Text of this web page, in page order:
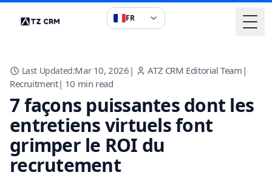
FR
Last Updated:Mar 10, 2026 | ATZ CRM Editorial Team |
Recruitment| 10 min read
7 façons puissantes dont les
entretiens virtuels font
grimper le ROI du
recrutement